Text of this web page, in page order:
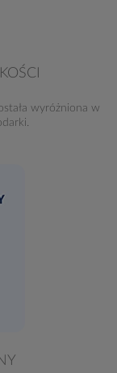
wyróżniona w